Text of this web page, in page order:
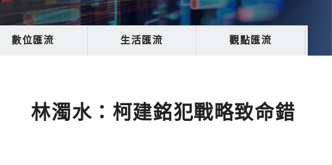
數位匯流 生活匯流 觀點匯流
林濁水：柯建銘犯戰略致命錯